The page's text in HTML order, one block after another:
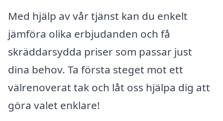
Med hjälp av vår tjänst kan du enkelt
jämföra olika erbjudanden och få
skräddarsydda priser som passar just
dina behov. Ta första steget mot ett
välrenoverat tak och låt oss hjälpa dig att
göra valet enklare!